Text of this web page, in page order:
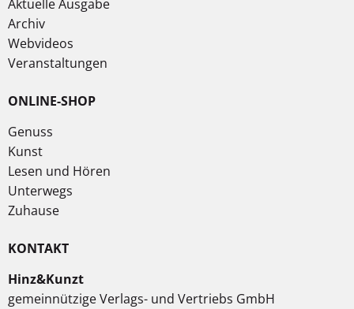
Aktuelle Ausgabe
Archiv
Webvideos
Veranstaltungen
ONLINE-SHOP
Genuss
Kunst
Lesen und Hören
Unterwegs
Zuhause
KONTAKT
Hinz&Kunzt
gemeinnützige Verlags- und Vertriebs GmbH